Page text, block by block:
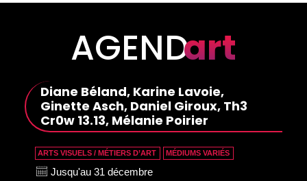
AGENDart
Diane Béland, Karine Lavoie,
Ginette Asch, Daniel Giroux, Th3
Cr0w 13.13, Mélanie Poirier
ARTS VISUELS / MÉTIERS D’ART MÉDIUMS VARIÉS
Jusqu'au 31 décembre